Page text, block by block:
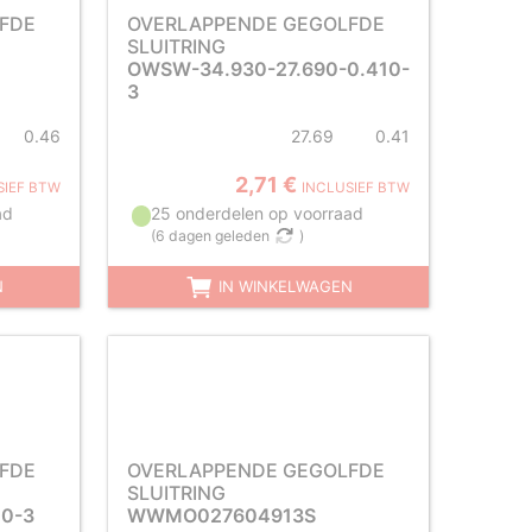
0.46
BTW
OVERLAPPENDE GEGOLFDE
SLUITRING
OWSW-34.930-27.690-0.410-
3
27.69 0.41
2,71 € INCLUSIEF BTW
25 onderdelen op voorraad
(6 dagen geleden )
IN WINKELWAGEN
3
OVERLAPPENDE GEGOLFDE
SLUITRING
WWMO027604913S